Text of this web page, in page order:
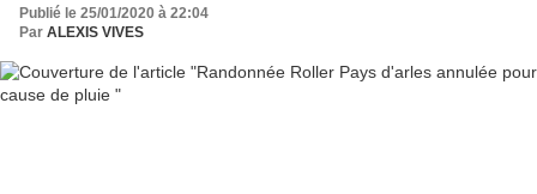
Publié le 25/01/2020 à 22:04
Par ALEXIS VIVES